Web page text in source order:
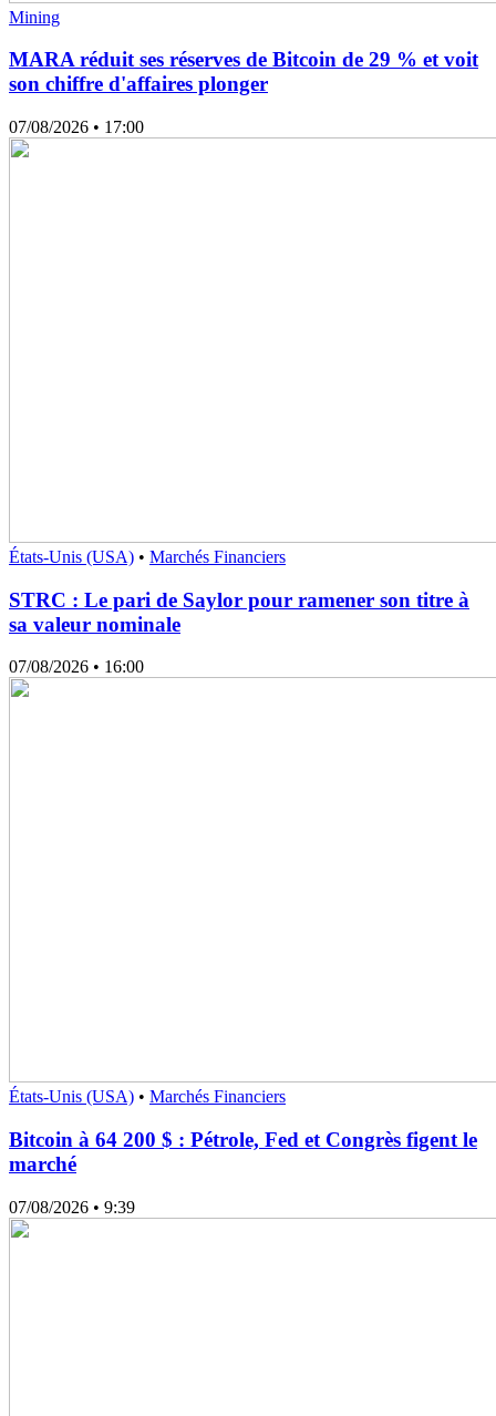
Mining
MARA réduit ses réserves de Bitcoin de 29 % et voit
son chiffre d'affaires plonger
07/08/2026 • 17:00
États-Unis (USA) • Marchés Financiers
STRC : Le pari de Saylor pour ramener son titre à
sa valeur nominale
07/08/2026 • 16:00
États-Unis (USA) • Marchés Financiers
Bitcoin à 64 200 $ : Pétrole, Fed et Congrès figent le
marché
07/08/2026 • 9:39